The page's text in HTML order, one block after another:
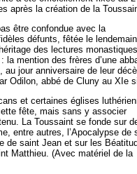
après la création de la
être confondue avec la
défunts, fêtée le
des lectures
la mention des frères d’une
au jour anniversaire de leur
Odilon, abbé de Cluny au XIe
et certaines églises
fête, mais sans y associer
La Toussaint se fonde sur
entre autres, l’Apocalypse de
de saint Jean et sur les
Matthieu. (Avec matériel de la